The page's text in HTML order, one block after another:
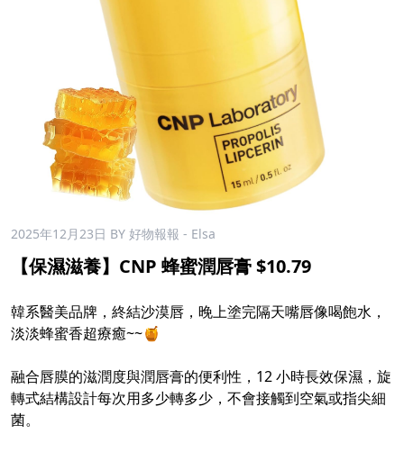
2025年12月23日 BY 好物報報 - Elsa
【保濕滋養】CNP 蜂蜜潤唇膏 $10.79
韓系醫美品牌，終結沙漠唇，晚上塗完隔天嘴唇像喝飽水，
淡淡蜂蜜香超療癒~~🍯
融合唇膜的滋潤度與潤唇膏的便利性，12 小時長效保濕，旋
轉式結構設計每次用多少轉多少，不會接觸到空氣或指尖細
菌。